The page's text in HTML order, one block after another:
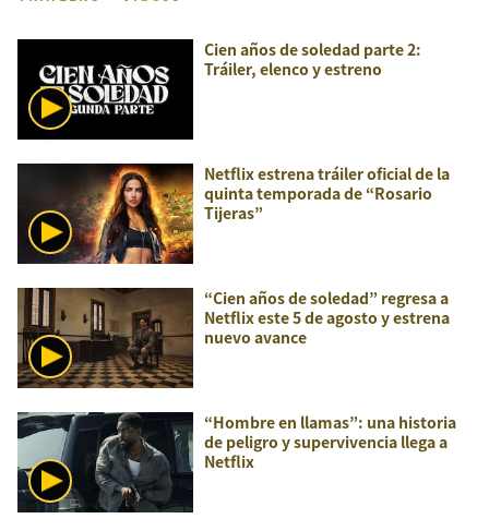
Cien años de soledad parte 2:
Tráiler, elenco y estreno
Netflix estrena tráiler oficial de la
quinta temporada de “Rosario
Tijeras”
“Cien años de soledad” regresa a
Netflix este 5 de agosto y estrena
nuevo avance
“Hombre en llamas”: una historia
de peligro y supervivencia llega a
Netflix